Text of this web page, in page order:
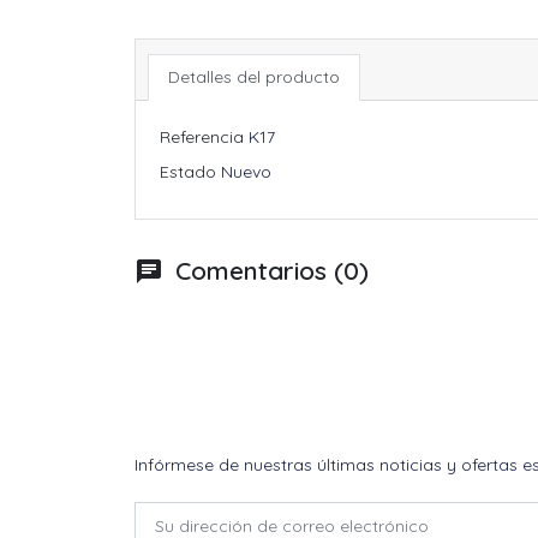
Detalles del producto
Referencia K17
Estado Nuevo
chat Comentarios (0)
Infórmese de nuestras últimas noticias y ofertas